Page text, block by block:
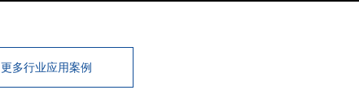
更多行业应用案例